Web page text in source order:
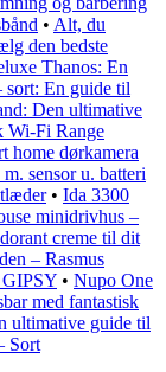
• Alt, du
den bedste
Thanos: En
sort: En guide til
Den ultimative
Wi-Fi Range
home dørkamera
sensor u. batteri
• Ida 3300
minidrivhus –
creme til dit
– Rasmus
• Nupo One
med fantastisk
ultimative guide til
Sort